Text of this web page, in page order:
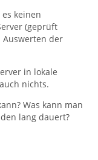
keinen
(geprüft
der
in lokale
nichts.
Was kann man
lang dauert?